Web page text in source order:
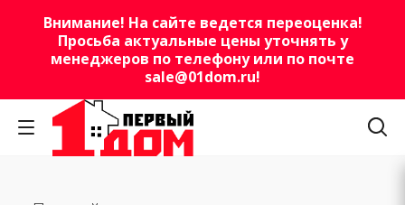
Внимание! На сайте ведется переоценка!
Просьба актуальные цены уточнять у
менеджеров по телефону или по почте
sale@01dom.ru!